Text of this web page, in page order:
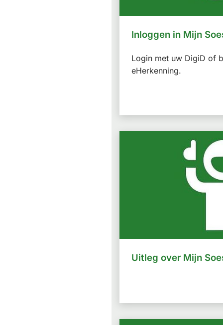
Inloggen in Mijn
Login met uw DigiD of
eHerkenning.
Uitleg over Mijn